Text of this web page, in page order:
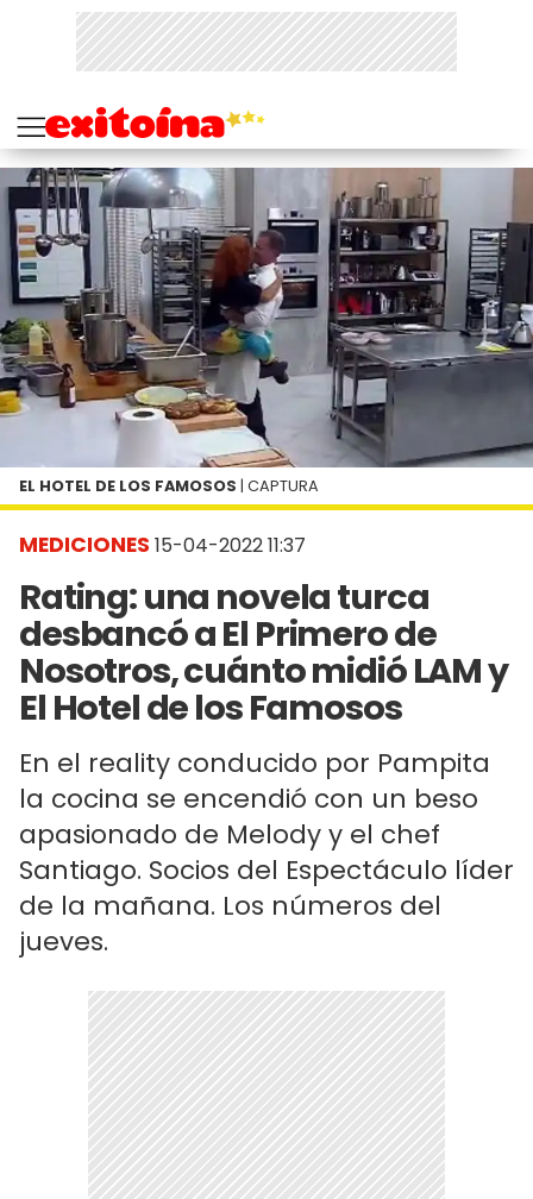
MEDICIONES 15-04-2022 11:37
Rating: una novela turca
desbancó a El Primero de
Nosotros, cuánto midió LAM y
El Hotel de los Famosos
En el reality conducido por Pampita
la cocina se encendió con un beso
apasionado de Melody y el chef
Santiago. Socios del Espectáculo líder
de la mañana. Los números del
jueves.
EL HOTEL DE LOS FAMOSOS | CAPTURA